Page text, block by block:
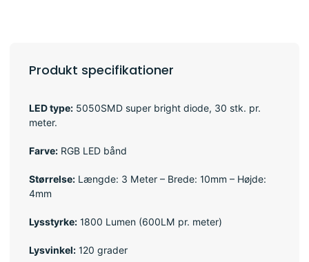
Produkt specifikationer
LED type: 5050SMD super bright diode, 30 stk. pr.
meter.
Farve: RGB LED bånd
Størrelse: Længde: 3 Meter – Brede: 10mm – Højde:
4mm
Lysstyrke: 1800 Lumen (600LM pr. meter)
Lysvinkel: 120 grader